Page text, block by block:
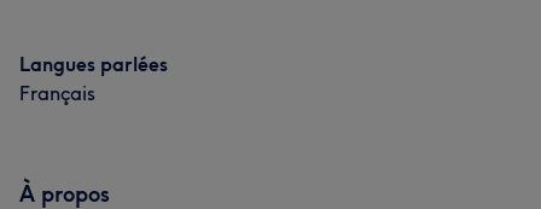
Langues parlées
Français
À propos